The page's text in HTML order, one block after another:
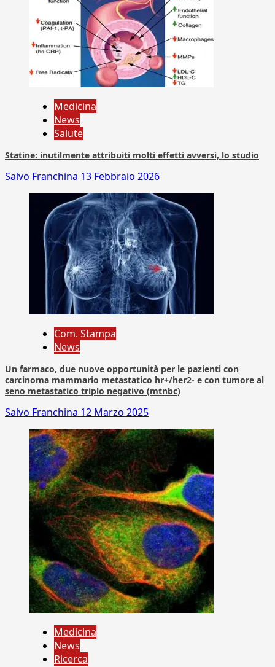
Medicina
News
Salute
Statine: inutilmente attribuiti molti effetti avversi, lo studio
Salvo Franchina 13 Febbraio 2026
Com. Stampa
News
Un farmaco, due nuove opportunità per le pazienti con
carcinoma mammario metastatico hr+/her2- e con tumore al
seno metastatico triplo negativo (mtnbc)
Salvo Franchina 12 Marzo 2025
Medicina
News
Ricerca